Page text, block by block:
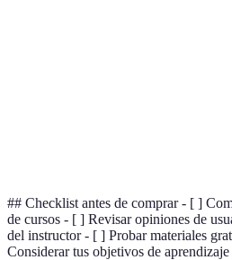
## Checklist antes de comprar - [ ]
de cursos - [ ] Revisar opiniones de
del instructor - [ ] Probar materiales
Considerar tus objetivos de aprendizaje